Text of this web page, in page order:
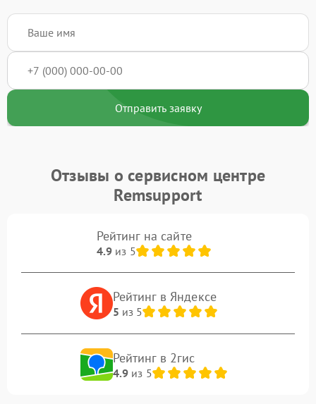
Отправить заявку
Отзывы о сервисном центре
Remsupport
Рейтинг на сайте
4.9из 5
Рейтинг в Яндексе
5 из 5
Рейтинг в 2гис
4.9из 5